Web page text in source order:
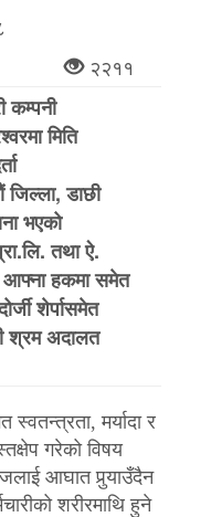
२२११
कम्पनी
मिति
डाछी
भएको
तथा ऐ.
आफ्ना हकमा समेत
शेर्पासमेत
श्रम अदालत
स्वतन्त्रता, मर्यादा र
गरेको विषय
आघात पुर्‍याउँदैन
शरीरमाथि हुने